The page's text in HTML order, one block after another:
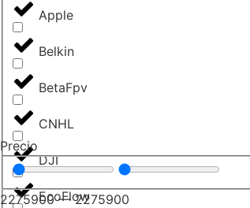
Apple
Belkin
BetaFpv
CNHL
DJI
EcoFlow
Precio
2275900—2275900